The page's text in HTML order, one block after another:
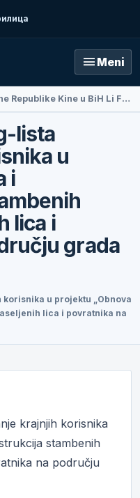
menu Meni
Ambasadorka Narodne Republike Kine u BiH Li Fan posjetila Doboj
lista
u
i
lica i
grada
u projektu „Obnova
lica i povratnika na
krajnjih korisnika
stambenih
na području